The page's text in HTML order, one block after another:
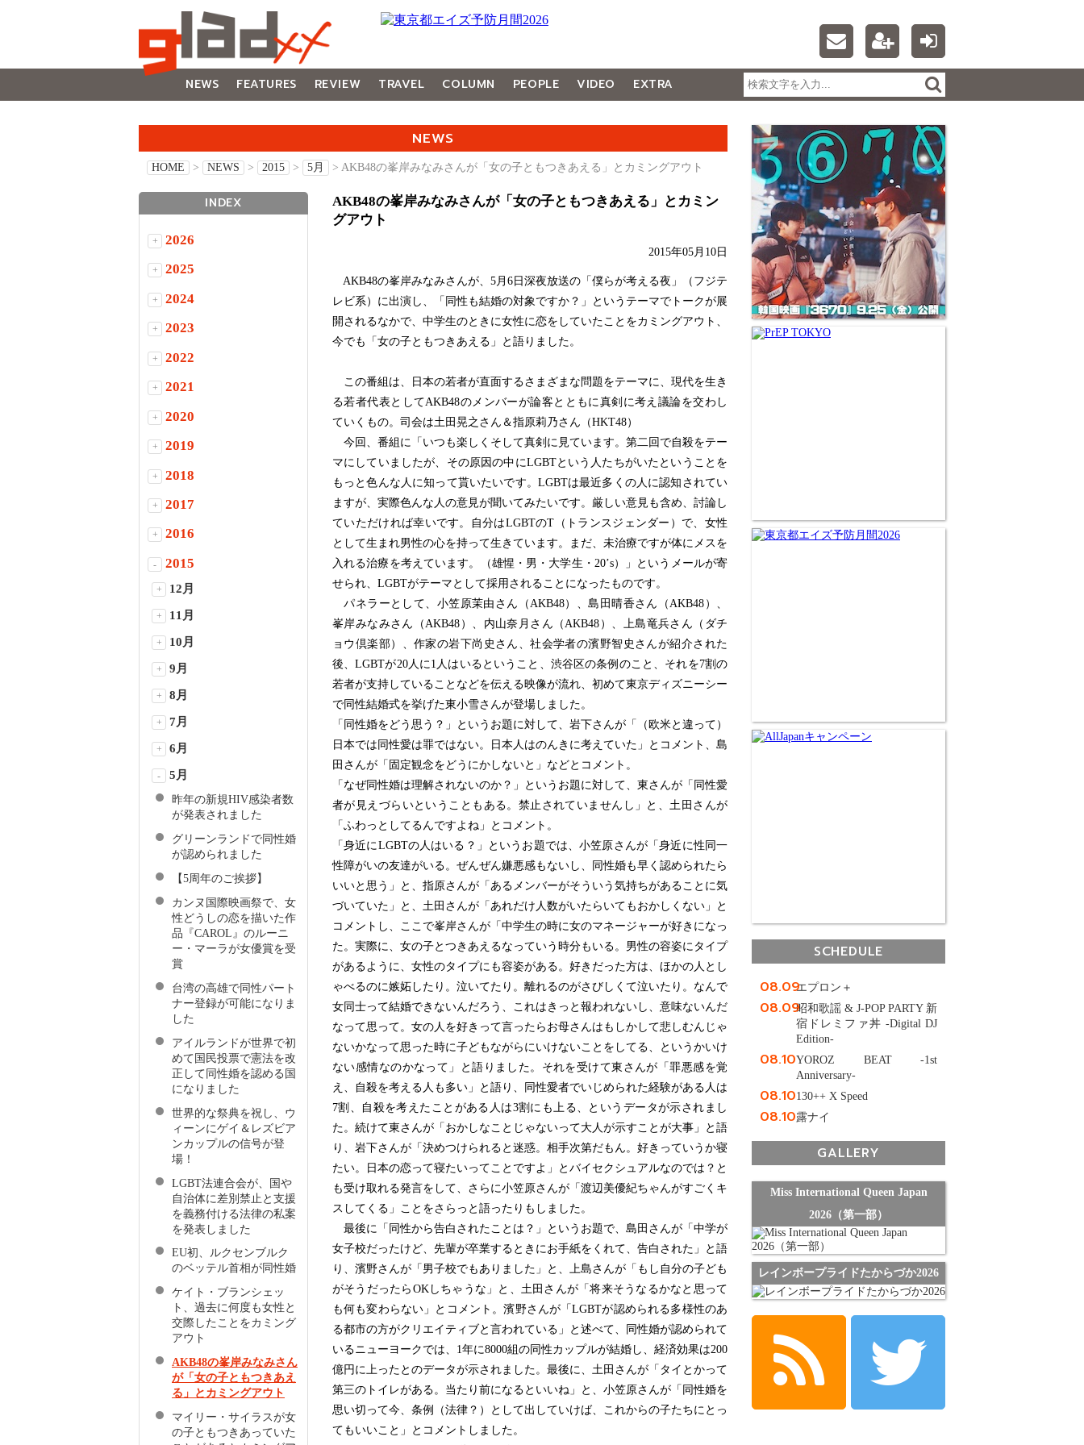
NEWS FEATURES REVIEW TRAVEL COLUMN PEOPLE VIDEO
EXTRA
NEWS
HOME > NEWS > 2015 > 5月 > AKB48の峯岸みなみさんが「女の子ともつきあえる」とカミングアウト
AKB48の峯岸みなみさんが「女の子ともつきあえる」とカミン
グアウト
2015年05月10日
AKB48の峯岸みなみさんが、5月6日深夜放送の「僕らが考える夜」（フジテ
レビ系）に出演し、「同性も結婚の対象ですか？」というテーマでトークが展
開されるなかで、中学生のときに女性に恋をしていたことをカミングアウト、
今でも「女の子ともつきあえる」と語りました。
この番組は、日本の若者が直面するさまざまな問題をテーマに、現代を生き
る若者代表としてAKB48のメンバーが論客とともに真剣に考え議論を交わし
ていくもの。司会は土田晃之さん＆指原莉乃さん（HKT48）
今回、番組に「いつも楽しくそして真剣に見ています。第二回で自殺をテー
マにしていましたが、その原因の中にLGBTという人たちがいたということを
もっと色んな人に知って貰いたいです。LGBTは最近多くの人に認知されてい
ますが、実際色んな人の意見が聞いてみたいです。厳しい意見も含め、討論し
ていただければ幸いです。自分はLGBTのT（トランスジェンダー）で、女性
として生まれ男性の心を持って生きています。まだ、未治療ですが体にメスを
入れる治療を考えています。（雄惺・男・大学生・20’s）」というメールが寄
せられ、LGBTがテーマとして採用されることになったものです。
パネラーとして、小笠原茉由さん（AKB48）、島田晴香さん（AKB48）、
峯岸みなみさん（AKB48）、内山奈月さん（AKB48）、上島竜兵さん（ダチ
ョウ倶楽部）、作家の岩下尚史さん、社会学者の濱野智史さんが紹介された
後、LGBTが20人に1人はいるということ、渋谷区の条例のこと、それを7割の
若者が支持していることなどを伝える映像が流れ、初めて東京ディズニーシー
で同性結婚式を挙げた東小雪さんが登場しました。
「同性婚をどう思う？」というお題に対して、岩下さんが「（欧米と違って）
日本では同性愛は罪ではない。日本人はのんきに考えていた」とコメント、島
田さんが「固定観念をどうにかしないと」などとコメント。
「なぜ同性婚は理解されないのか？」というお題に対して、東さんが「同性愛
者が見えづらいということもある。禁止されていませんし」と、土田さんが
「ふわっとしてるんですよね」とコメント。
「身近にLGBTの人はいる？」というお題では、小笠原さんが「身近に性同一
性障がいの友達がいる。ぜんぜん嫌悪感もないし、同性婚も早く認められたら
いいと思う」と、指原さんが「あるメンバーがそういう気持ちがあることに気
づいていた」と、土田さんが「あれだけ人数がいたらいてもおかしくない」と
コメントし、ここで峯岸さんが「中学生の時に女のマネージャーが好きになっ
た。実際に、女の子とつきあえるなっていう時分もいる。男性の容姿にタイプ
があるように、女性のタイプにも容姿がある。好きだった方は、ほかの人とし
ゃべるのに嫉妬したり。泣いてたり。離れるのがさびしくて泣いたり。なんで
女同士って結婚できないんだろう、これはきっと報われないし、意味ないんだ
なって思って。女の人を好きって言ったらお母さんはもしかして悲しむんじゃ
ないかなって思った時に子どもながらにいけないことをしてる、というかいけ
ない感情なのかなって」と語りました。それを受けて東さんが「罪悪感を覚
え、自殺を考える人も多い」と語り、同性愛者でいじめられた経験がある人は
7割、自殺を考えたことがある人は3割にも上る、というデータが示されまし
た。続けて東さんが「おかしなことじゃないって大人が示すことが大事」と語
り、岩下さんが「決めつけられると迷惑。相手次第だもん。好きっていうか寝
たい。日本の恋って寝たいってことですよ」とバイセクシュアルなのでは？と
も受け取れる発言をして、さらに小笠原さんが「渡辺美優紀ちゃんがすごくキ
スしてくる」ことをさらっと語ったりもしました。
最後に「同性から告白されたことは？」というお題で、島田さんが「中学が
女子校だったけど、先輩が卒業するときにお手紙をくれて、告白された」と語
り、濱野さんが「男子校でもありました」と、上島さんが「もし自分の子ども
がそうだったらOKしちゃうな」と、土田さんが「将来そうなるかなと思って
も何も変わらない」とコメント。濱野さんが「LGBTが認められる多様性のあ
る都市の方がクリエイティブと言われている」と述べて、同性婚が認められて
いるニューヨークでは、1年に8000組の同性カップルが結婚し、経済効果は200
億円に上ったとのデータが示されました。最後に、土田さんが「タイとかって
第三のトイレがある。当たり前になるといいね」と、小笠原さんが「同性婚を
思い切って今、条例（法律？）として出していけば、これからの子たちにとっ
てもいいこと」とコメントしました。
INDEX
+ 2026
+ 2025
+ 2024
+ 2023
+ 2022
+ 2021
+ 2020
+ 2019
+ 2018
+ 2017
+ 2016
- 2015
+ 12月
+ 11月
+ 10月
+ 9月
+ 8月
+ 7月
+ 6月
- 5月
昨年の新規HIV感染者数
が発表されました
グリーンランドで同性婚
が認められました
【5周年のご挨拶】
カンヌ国際映画祭で、女
性どうしの恋を描いた作
品『CAROL』のルーニ
ー・マーラが女優賞を受
賞
台湾の高雄で同性パート
ナー登録が可能になりま
した
アイルランドが世界で初
めて国民投票で憲法を改
正して同性婚を認める国
になりました
世界的な祭典を祝し、ウ
ィーンにゲイ＆レズビア
ンカップルの信号が登
場！
LGBT法連合会が、国や
自治体に差別禁止と支援
を義務付ける法律の私案
を発表しました
EU初、ルクセンブルク
のベッテル首相が同性婚
ケイト・ブランシェッ
ト、過去に何度も女性と
交際したことをカミング
アウト
AKB48の峯岸みなみさん
が「女の子ともつきあえ
る」とカミングアウト
マイリー・サイラスが女
の子ともつきあっていた
SCHEDULE
08.09エプロン＋
08.09昭和歌謡 & J-POP PARTY 新
宿ドレミファ丼 -Digital DJ
Edition-
08.10YOROZ BEAT -1st
Anniversary-
08.10130++ X Speed
08.10露ナイ
GALLERY
Miss International Queen Japan
2026（第一部）
レインボープライドたからづか2026